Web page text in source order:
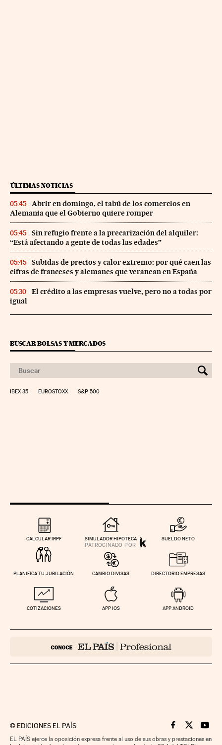
ÚLTIMAS NOTICIAS
05:45
Abrir en domingo, el tabú de los comercios en
Alemania que el Gobierno quiere romper
05:45
Sin refugio frente a la precarización del alquiler:
“Está afectando a gente de todas las edades”
05:45
Subidas de precios y calor extremo: por qué caen las
cifras de franceses y alemanes que veranean en España
05:30
El crédito a las empresas vuelve, pero no a todas por
igual
BUSCAR BOLSAS Y MERCADOS
IBEX 35 EUROSTOXX S&P 500
CALCULAR IRPF SIMULADOR HIPOTECA SUELDO NETO
PLANIFICA TU JUBILACIÓN CAMBIO DIVISAS DIRECTORIO EMPRESAS
COTIZACIONES APP IOS APP ANDROID
© EDICIONES EL PAÍS Cinco Días en
Cinco Días
Cinco
EL PAÍS ejerce la oposición expresa frente al uso de sus obras y prestaciones en